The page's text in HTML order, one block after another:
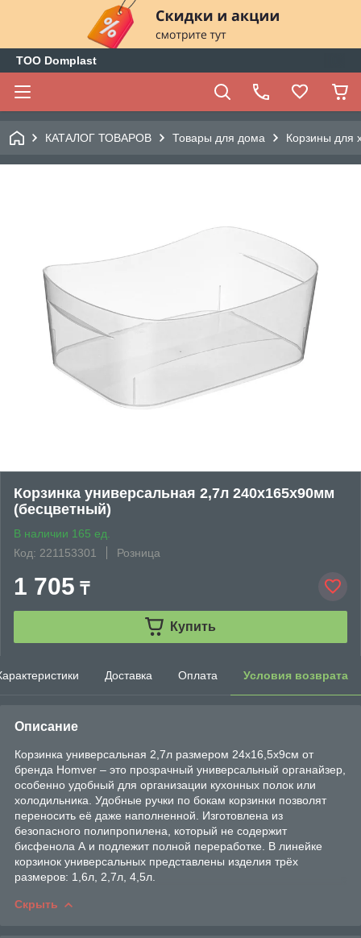
ТОО Domplast
КАТАЛОГ ТОВАРОВ Товары для дома Корзины для
Корзинка универсальная 2,7л 240х165х90мм
(бесцветный)
В наличии 165 ед.
Код: 221153301
Розница
1 705 ₸
Купить
Доставка Оплата Условия возврата
Описание
Корзинка универсальная 2,7л размером 24х16,5х9см от
бренда Homver – это прозрачный универсальный органайзер,
особенно удобный для организации кухонных полок или
холодильника. Удобные ручки по бокам корзинки позволят
переносить её даже наполненной. Изготовлена из
безопасного полипропилена, который не содержит
бисфенола А и подлежит полной переработке. В линейке
корзинок универсальных представлены изделия трёх
размеров: 1,6л, 2,7л, 4,5л.
Скрыть